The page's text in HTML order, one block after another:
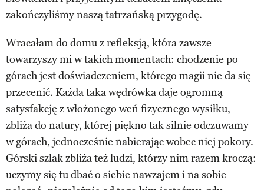
zakończyliśmy naszą tatrzańską przygodę.
Wracałam do domu z refleksją, która zawsze
towarzyszy mi w takich momentach: chodzenie po
górach jest doświadczeniem, którego magii nie da się
przecenić. Każda taka wędrówka daje ogromną
satysfakcję z włożonego weń fizycznego wysiłku,
zbliża do natury, której piękno tak silnie odczuwamy
w górach, jednocześnie nabierając wobec niej pokory.
Górski szlak zbliża też ludzi, którzy nim razem kroczą:
uczymy się tu dbać o siebie nawzajem i na sobie